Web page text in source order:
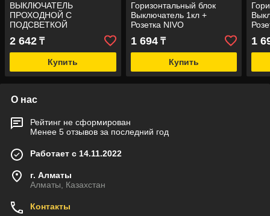
ВЫКЛЮЧАТЕЛЬ
ПРОХОДНОЙ С
ПОДСВЕТКОЙ
2 642 ₸
Купить
Горизонтальный блок
Выключатель 1кл +
Розетка NIVO
1 694₸
Купить
1
О нас
Рейтинг не сформирован
Менее 5 отзывов за последний год
Работает с 14.11.2022
г. Алматы
Алматы, Казахстан
Контакты